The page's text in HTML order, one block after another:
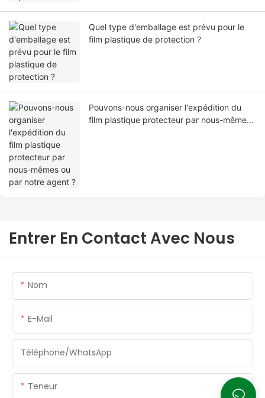
Quel type d'emballage est prévu pour le
film plastique de protection ?
Pouvons-nous organiser l'expédition du
film plastique protecteur par nous-mêmes
Entrer En Contact Avec Nous
Nom
E-Mail
Téléphone/WhatsApp
Teneur